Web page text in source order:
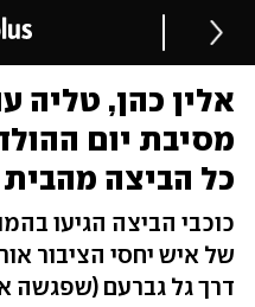
אלין כהן, טליה
מסיבת יום
כל הביצה מהבית
כוכבי הביצה הגיעו
של איש יחסי הציבור
דרך גל גברעם (שפגשה